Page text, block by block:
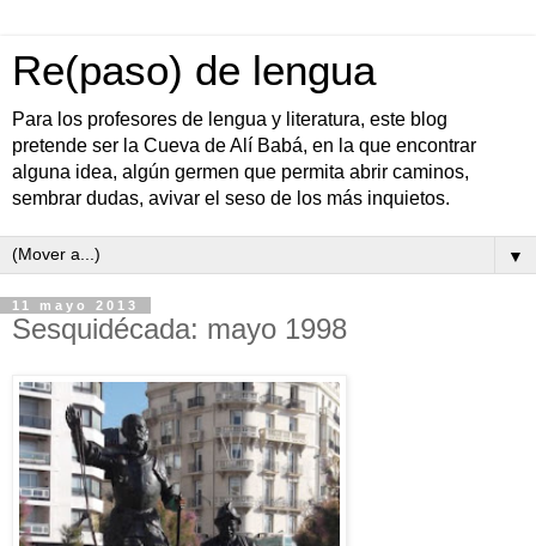
Re(paso) de lengua
Para los profesores de lengua y literatura, este blog
pretende ser la Cueva de Alí Babá, en la que encontrar
alguna idea, algún germen que permita abrir caminos,
sembrar dudas, avivar el seso de los más inquietos.
▼
11 mayo 2013
Sesquidécada: mayo 1998